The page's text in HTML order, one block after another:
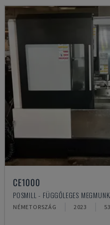
CE1000
POSMILL - FÜGGŐLEGES
NÉMETORSZÁG 2023